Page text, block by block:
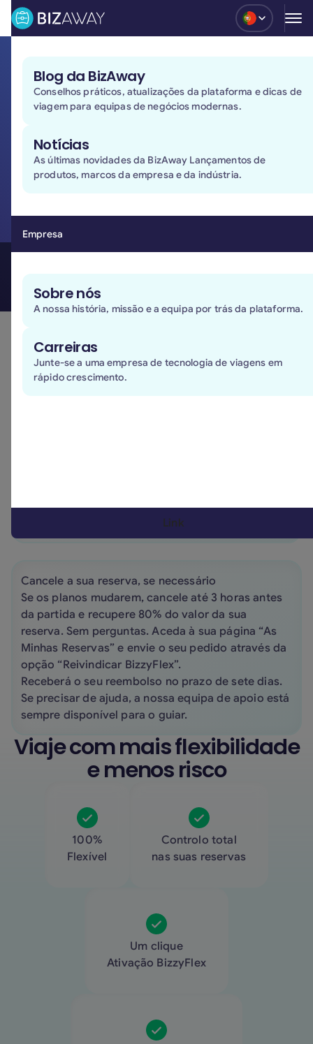
Blog
Blog da BizAway
Conselhos práticos, atualizações da plataforma e dicas de
viagem para equipas de negócios modernas.
Notícias
As últimas novidades da BizAway Lançamentos de
produtos, marcos da empresa e da indústria.
Empresa
Sobre nós
A nossa história, missão e a equipa por trás da plataforma.
Carreiras
Junte-se a uma empresa de tecnologia de viagens em
rápido crescimento.
Link
BizzyFlex: Mantenha-se
flexível,mesmo quando
os planos mudam
Adicione o BizzyFlex à sua reserva e cancele até 3
não correm como esperado.
Agende a sua
Como funciona
80%
do valor da reserva de volta
mudarem, basta modificar ou cancelar a sua
Cancele a sua reserva, se necessário
Se os planos mudarem, cancele até 3 horas antes
da partida e recupere 80% do valor da sua
reserva. Sem perguntas. Aceda à sua página “As
Minhas Reservas” e envie o seu pedido através da
opção “Reivindicar BizzyFlex”.
Receberá o seu reembolso no prazo de sete dias.
Se precisar de ajuda, a nossa equipa de apoio está
sempre disponível para o guiar.
Viaje com mais flexibilidade
e menos risco
100%
Flexível
Controlo total
nas suas reservas
Um clique
Ativação BizzyFlex